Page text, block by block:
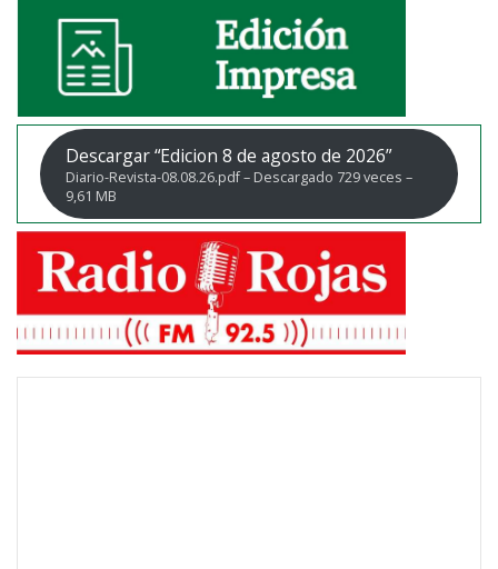
Descargar “Edicion 8 de agosto de 2026”
Diario-Revista-08.08.26.pdf – Descargado 729 veces –
9,61 MB